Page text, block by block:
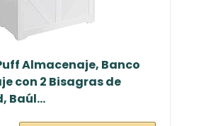
Almacenaje, Banco
con 2 Bisagras de
Baúl...